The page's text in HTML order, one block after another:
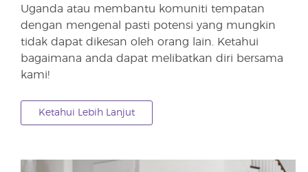
Uganda atau membantu komuniti tempatan
dengan mengenal pasti potensi yang mungkin
tidak dapat dikesan oleh orang lain. Ketahui
bagaimana anda dapat melibatkan diri bersama
kami!
Ketahui Lebih Lanjut